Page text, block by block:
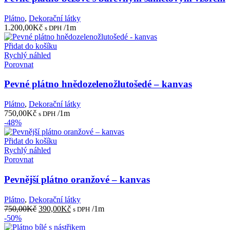
Plátno, Dekorační látky
1.200,00Kč s DPH /1m
Přidat do košíku
Rychlý náhled
Porovnat
Pevné plátno hnědozelenožlutošedé – kanvas
Plátno, Dekorační látky
750,00Kč s DPH /1m
-48%
Přidat do košíku
Rychlý náhled
Porovnat
Pevnější plátno oranžové – kanvas
Plátno, Dekorační látky
750,00Kč Původní
byla:
390,00KčAktuální
je:
s DPH /1m
-50%